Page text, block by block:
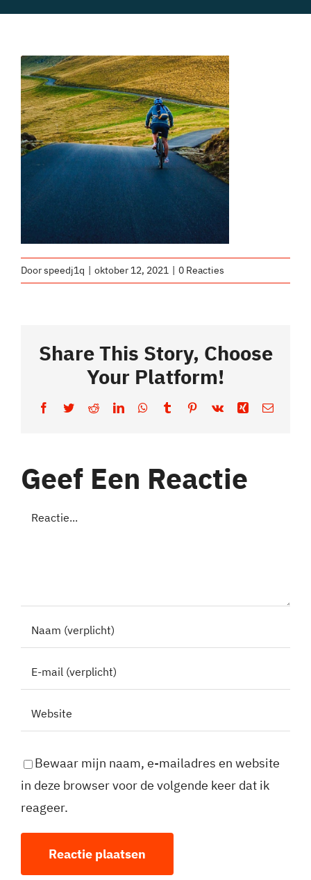
Socials
Foto & Video
Doorspeedj1q | oktober 12, 2021 | 0 Reacties
Share This Story, Choose
Your Platform!
Facebook
TwitterRedditLinkedInWhatsApp
TumblrPinterest
Vk Xing E-
Geef Een Reactie
Reactie
Bewaar mijn naam, e-mailadres en website
in deze browser voor de volgende keer dat ik
reageer.